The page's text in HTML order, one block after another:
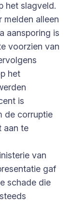
het slagveld.
melden alleen
aansporing is
voorzien van
het
is
de corruptie
aan te
van
gaf
schade die